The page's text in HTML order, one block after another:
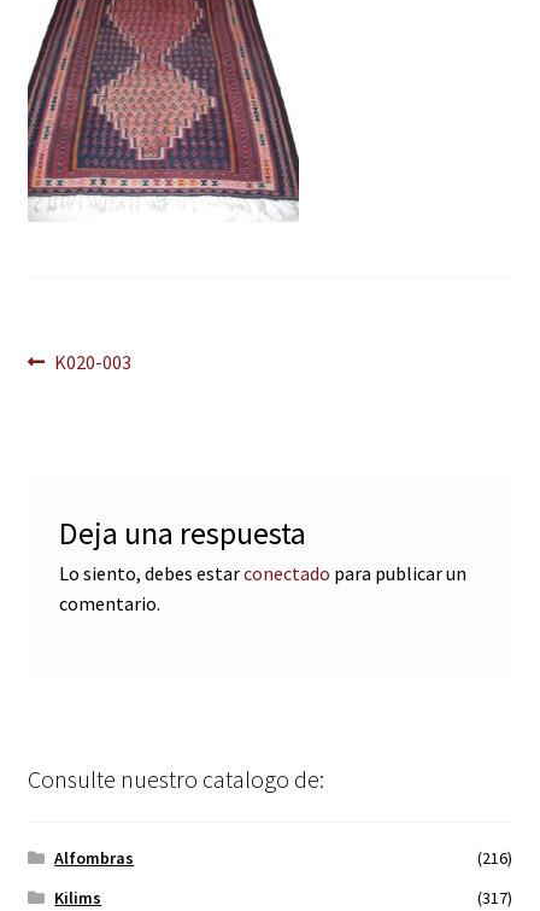
Navegación
Anterior:
K020-003
Deja una respuesta
Lo siento, debes estarconectado para publicar un
comentario.
Consulte nuestro catalogo de:
Alfombras
(216)
Kilims
(317)